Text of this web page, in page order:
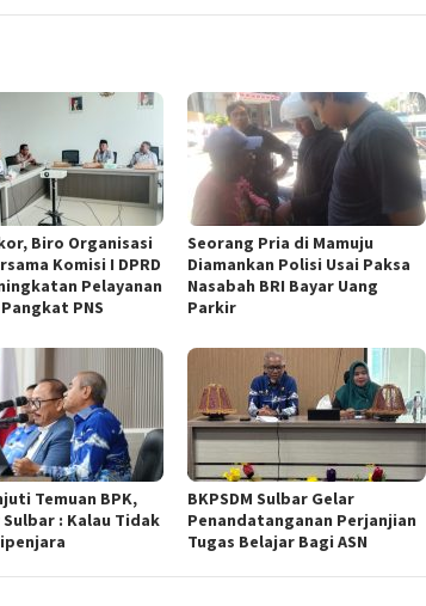
Biro Organisasi
Komisi I DPRD
Pelayanan
PNS
Seorang Pria di Mamuju
Diamankan Polisi Usai Paksa
Nasabah BRI Bayar Uang
Parkir
Temuan BPK,
: Kalau Tidak
BKPSDM Sulbar Gelar
Penandatanganan Perjanjian
Tugas Belajar Bagi ASN